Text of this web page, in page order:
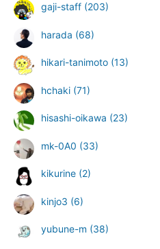
gaji-staff (203)
harada (68)
hikari-tanimoto (13)
hchaki (71)
hisashi-oikawa (23)
mk-0A0 (33)
kikurine (2)
kinjo3 (6)
yubune-m (38)